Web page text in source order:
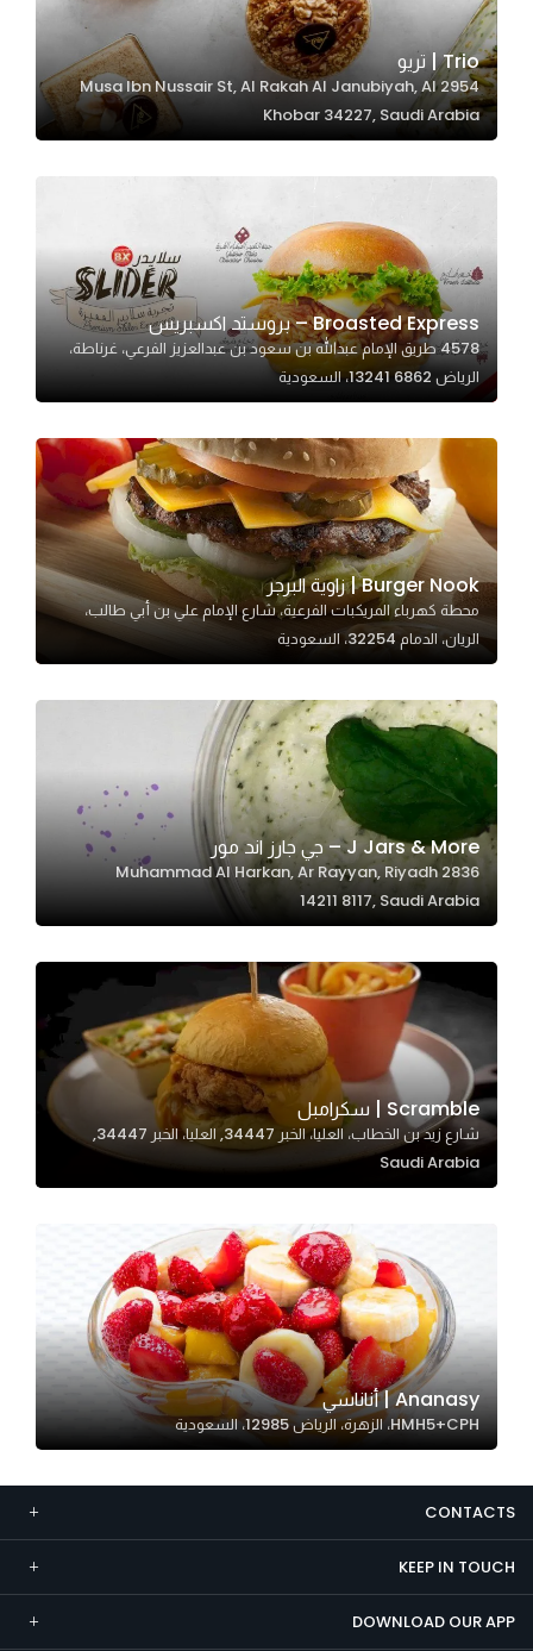
Trio | تريو
2954 Musa Ibn Nussair St, Al Rakah Al Janubiyah, Al
Khobar 34227, Saudi Arabia
Broasted Express – بروستد اكسبريس
4578 طريق الإمام عبدالله بن سعود بن عبدالعزيز الفرعي، غرناطة،
الرياض 13241 6862، السعودية
Burger Nook | زاوية البرجر
محطة كهرباء المريكبات الفرعية، شارع الإمام علي بن أبي طالب،
الريان، الدمام 32254، السعودية
J Jars & More – جي جارز اند مور
2836 Muhammad Al Harkan, Ar Rayyan, Riyadh
14211 8117, Saudi Arabia
Scramble | سكرامبل
شارع زيد بن الخطاب، العليا، الخبر 34447, العليا، الخبر 34447,
Saudi Arabia
Ananasy | أناناسي
HMH5+CPH، الزهرة، الرياض 12985، السعودية
CONTACTS
KEEP IN TOUCH
DOWNLOAD OUR APP
website to
function.
Statistics
improve
the
website's
functionality
and
structure,
based on
website is
used.
Experience
In order for
our website
to perform
as well as
possible
during your
visit. If you
refuse
these
cookies,
some
will
disappear
website.
Marketing
By sharing
behavior as
you visit our
site, you
increase the
chance of
seeing
personalized